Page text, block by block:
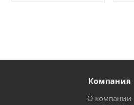
Компания
О компании